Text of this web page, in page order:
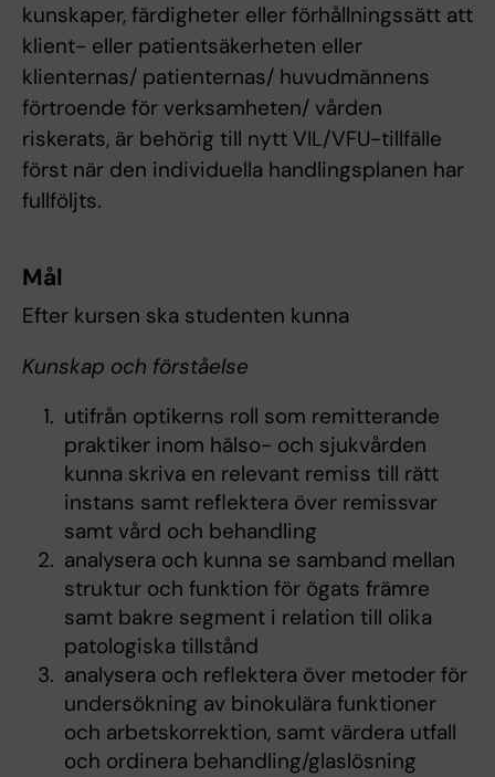
kunskaper, färdigheter eller förhållningssätt att
klient- eller patientsäkerheten eller
klienternas/ patienternas/ huvudmännens
förtroende för verksamheten/ vården
riskerats, är behörig till nytt VIL/VFU-tillfälle
först när den individuella handlingsplanen har
fullföljts.
Mål
Efter kursen ska studenten kunna
Kunskap och förståelse
utifrån optikerns roll som remitterande
praktiker inom hälso- och sjukvården
kunna skriva en relevant remiss till rätt
instans samt reflektera över remissvar
samt vård och behandling
analysera och kunna se samband mellan
struktur och funktion för ögats främre
samt bakre segment i relation till olika
patologiska tillstånd
analysera och reflektera över metoder för
undersökning av binokulära funktioner
och arbetskorrektion, samt värdera utfall
och ordinera behandling/glaslösning